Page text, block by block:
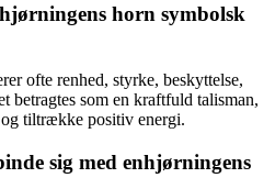
horn symbolsk
ofte renhed, styrke, beskyttelse,
betragtes som en kraftfuld talisman,
tiltrække positiv energi.
sig med enhjørningens